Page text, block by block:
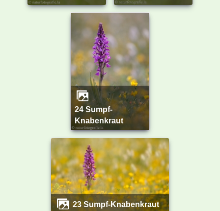
24 Sumpf-
Knabenkraut
23 Sumpf-Knabenkraut